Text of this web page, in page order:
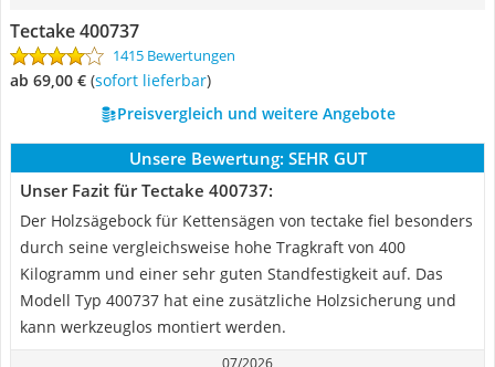
Tectake 400737
1415 Bewertungen
ab 69,00 € ( Sofort lieferbar)
Preisvergleich und weitere Angebote
Unsere Bewertung: SEHR GUT
Unser Fazit für Tectake 400737:
Der Holzsägebock für Kettensägen von tectake fiel besonders
durch seine vergleichsweise hohe Tragkraft von 400
Kilogramm und einer sehr guten Standfestigkeit auf. Das
Modell Typ 400737 hat eine zusätzliche Holzsicherung und
kann werkzeuglos montiert werden.
07/2026